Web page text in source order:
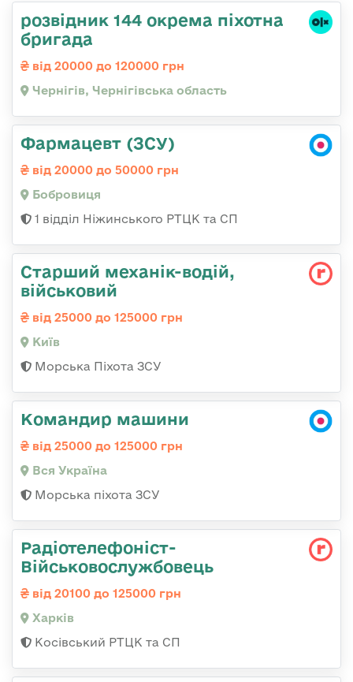
розвідник 144 окрема піхотна
бригада
від 20000 до 120000 грн
Чернігів, Чернігівська область
Фармацевт (ЗСУ)
від 20000 до 50000 грн
Бобровиця
1 відділ Ніжинського РТЦК та СП
Стаpший механік-водій,
військовий
від 25000 до 125000 грн
Київ
Морська Піхота ЗСУ
Командир машини
від 25000 до 125000 грн
Вся Україна
Морська піхота ЗСУ
Радіотелефоніст-
Військовослужбовець
від 20100 до 125000 грн
Харків
Косівський РТЦК та СП